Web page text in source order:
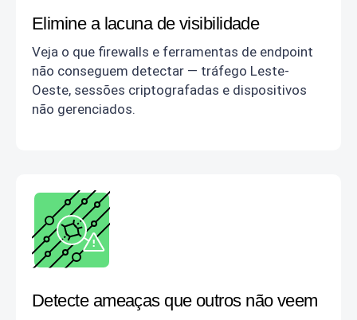
Elimine a lacuna de visibilidade
Veja o que firewalls e ferramentas de endpoint
não conseguem detectar — tráfego Leste-
Oeste, sessões criptografadas e dispositivos
não gerenciados.
Detecte ameaças que outros não veem